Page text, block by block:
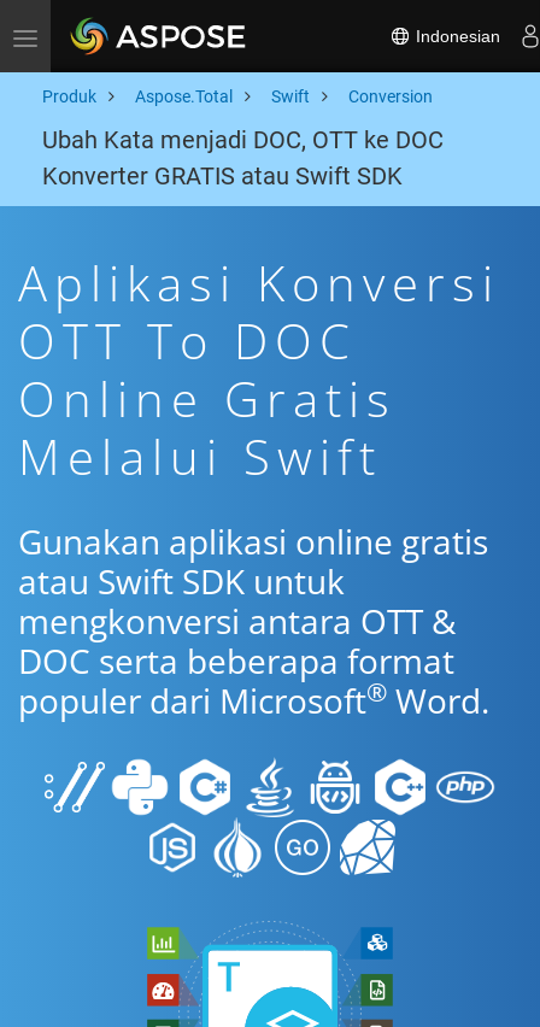
Toggle navigation Indonesian
Produk Aspose.Total Swift Conversion
Ubah Kata menjadi DOC, OTT ke DOC
Konverter GRATIS atau Swift SDK
Aplikasi Konversi
OTT To DOC
Online Gratis
Melalui Swift
Gunakan aplikasi online gratis
atau Swift SDK untuk
mengkonversi antara OTT &
DOC serta beberapa format
populer dari Microsoft® Word.